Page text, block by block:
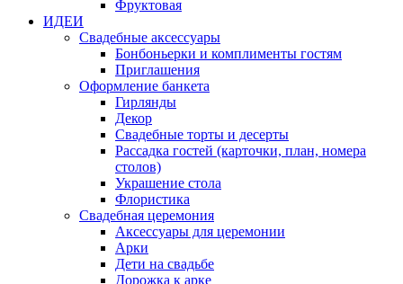
Фруктовая
ИДЕИ
Свадебные аксессуары
Бонбоньерки и комплименты гостям
Приглашения
Оформление банкета
Гирлянды
Декор
Свадебные торты и десерты
Рассадка гостей (карточки, план, номера
столов)
Украшение стола
Флористика
Свадебная церемония
Аксессуары для церемонии
Арки
Дети на свадьбе
Дорожка к арке